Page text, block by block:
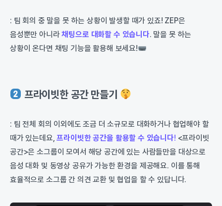
: 팀 회의 중 말을 못 하는 상황이 발생할 때가 있죠! ZEP은
음성뿐만 아니라채팅으로 대화할 수 있습니다. 말을 못 하는
상황이 온다면 채팅 기능을 활용해 보세요!
프라이빗한 공간 만들기
: 팀 전체 회의 이외에도 조금 더 소규모로 대화하거나 협업해야 할
때가 있는데요,프라이빗한 공간을 활용할 수 있습니 다! <프라이빗
공간>은 소그룹이 모여서 해당 공간에 있는 사람들만을 대상으로
음성 대화 및 동영상 공유가 가능한 환경을 제공해요. 이를 통해
효율적으로 소그룹 간 의견 교환 및 협업을 할 수 있답니다.